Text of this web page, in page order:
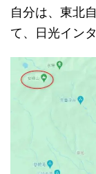
自分は、東北
て、日光イン